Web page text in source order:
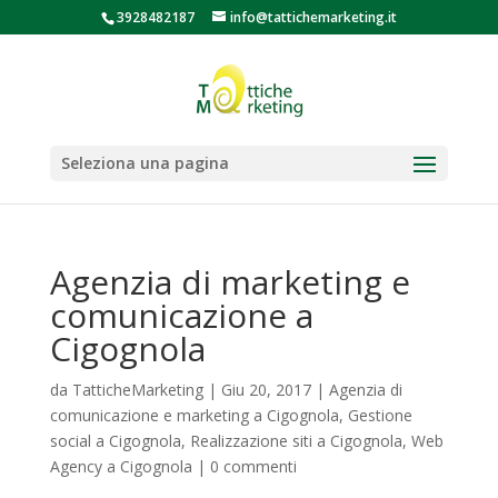
3928482187 info@tattichemarketing.it
Seleziona una pagina
Agenzia di marketing e
comunicazione a
Cigognola
da TatticheMarketing| Giu 20, 2017| Agenzia di
comunicazione e marketing a Cigognola, Gestione
social a Cigognola, Realizzazione siti a Cigognola, Web
Agency a Cigognola | 0 commenti